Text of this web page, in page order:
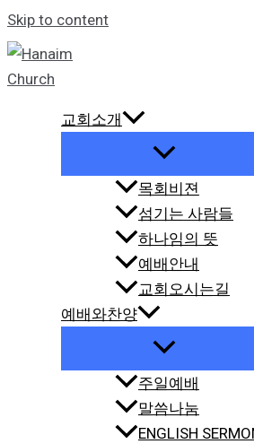
Skip to content
교회소개
목회비젼
섬기는 사람들
하나임의 뜻
예배안내
교회오시는길
예배와찬양
주일예배
말씀나눔
ENGLISH